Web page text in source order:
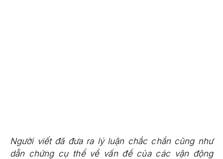
Người viết đã đưa ra lý luận chắc chắn cũng như
dẫn chứng cụ thể về vấn đề của các vận động